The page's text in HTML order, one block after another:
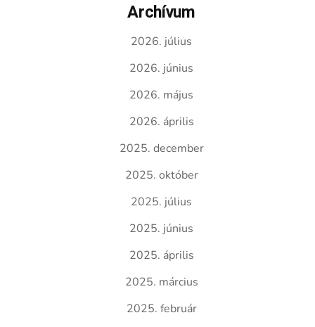
Archívum
2026. július
2026. június
2026. május
2026. április
2025. december
2025. október
2025. július
2025. június
2025. április
2025. március
2025. február